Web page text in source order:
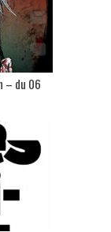
– du 06